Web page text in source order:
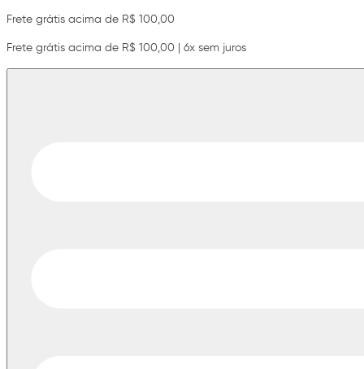
Frete grátis acima de R$ 100,00
Frete grátis acima de R$ 100,00 | 6x sem juros